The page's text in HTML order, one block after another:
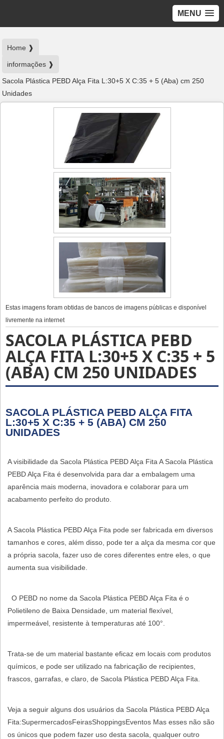
MENU
Home ❱
informações ❱
Sacola Plástica PEBD Alça Fita L:30+5 X C:35 + 5 (Aba) cm 250
Unidades
Estas imagens foram obtidas de bancos de imagens públicas e disponível
livremente na internet
SACOLA PLÁSTICA PEBD
ALÇA FITA L:30+5 X C:35 + 5
(ABA) CM 250 UNIDADES
SACOLA PLÁSTICA PEBD ALÇA FITA
L:30+5 X C:35 + 5 (ABA) CM 250
UNIDADES
A visibilidade da Sacola Plástica PEBD Alça Fita A Sacola Plástica
PEBD Alça Fita é desenvolvida para dar a embalagem uma
aparência mais moderna, inovadora e colaborar para um
acabamento perfeito do produto.
A Sacola Plástica PEBD Alça Fita pode ser fabricada em diversos
tamanhos e cores, além disso, pode ter a alça da mesma cor que
a própria sacola, fazer uso de cores diferentes entre eles, o que
aumenta sua visibilidade.
O PEBD no nome da Sacola Plástica PEBD Alça Fita é o
Polietileno de Baixa Densidade, um material flexível,
impermeável, resistente à temperaturas até 100°.
Trata-se de um material bastante eficaz em locais com produtos
químicos, e pode ser utilizado na fabricação de recipientes,
frascos, garrafas, e claro, de Sacola Plástica PEBD Alça Fita.
Veja a seguir alguns dos usuários da Sacola Plástica PEBD Alça
Fita:SupermercadosFeirasShoppingsEventos Mas esses não são
os únicos que podem fazer uso desta sacola, qualquer outro